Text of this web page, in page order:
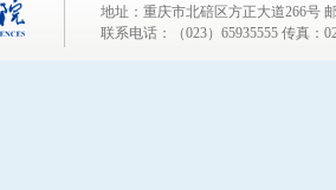
地址：重庆市北碚区方正大道266号
联系电话：（023）65935555 传真：